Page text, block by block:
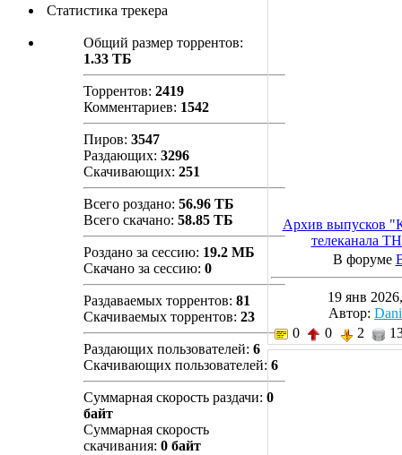
Статистика трекера
Общий размер торрентов:
1.33 ТБ
Торрентов: 2419
Комментариев: 1542
Пиров: 3547
Раздающих: 3296
Скачивающих: 251
Всего роздано: 56.96 ТБ
Всего скачано: 58.85 ТБ
Роздано за сессию: 19.2 МБ
Скачано за сессию: 0
Раздаваемых торрентов: 81
Скачиваемых торрентов: 23
Раздающих пользователей: 6
Скачивающих пользователей: 6
Суммарная скорость раздачи: 0
байт
Суммарная скорость
скачивания: 0 байт
Архив выпусков
телеканала
В форуме
19 янв
Автор:
0
0 2